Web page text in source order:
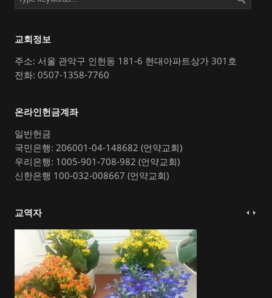
교회정보
주소: 서울 관악구 인헌동 181-6 현대아파트상가 301호
전화: 0507-1358-7760
온라인헌금계좌
일반헌금
국민은행: 206001-04-148682 (언약교회)
우리은행: 1005-901-708-982 (언약교회)
신한은행 100-032-008667 (언약교회)
교역자